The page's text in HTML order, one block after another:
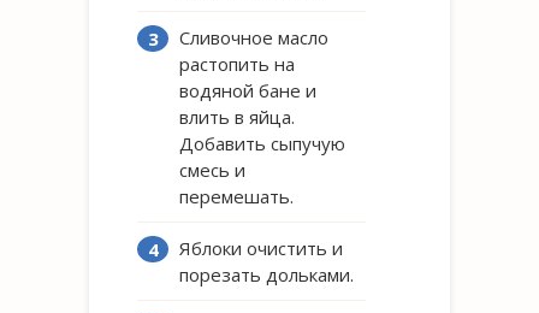
Сливочное масло
растопить на
водяной бане и
влить в яйца.
Добавить сыпучую
смесь и
перемешать.
Яблоки очистить и
порезать дольками.